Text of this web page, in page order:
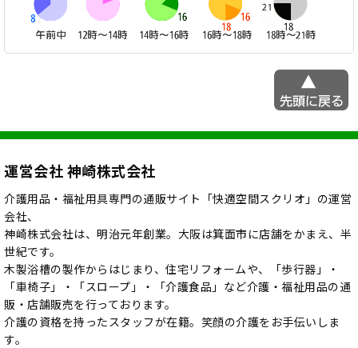
運営会社 神崎株式会社
介護用品・福祉用具専門の通販サイト「快適空間スクリオ」の運営
会社、
神崎株式会社は、明治元年創業。大阪は箕面市に店舗をかまえ、半
世紀です。
木製浴槽の製作からはじまり、住宅リフォームや、「歩行器」・
「車椅子」・「スロープ」・「介護食品」など介護・福祉用品の通
販・店舗販売を行っております。
介護の資格を持ったスタッフが在籍。笑顔の介護をお手伝いしま
す。